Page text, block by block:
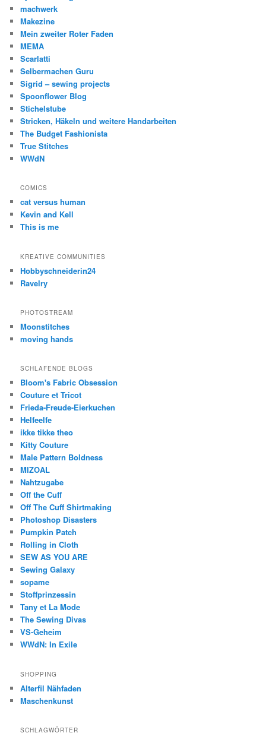
machwerk
Makezine
Mein zweiter Roter Faden
MEMA
Scarlatti
Selbermachen Guru
Sigrid – sewing projects
Spoonflower Blog
Stichelstube
Stricken, Häkeln und weitere Handarbeiten
The Budget Fashionista
True Stitches
WWdN
COMICS
cat versus human
Kevin and Kell
This is me
KREATIVE COMMUNITIES
Hobbyschneiderin24
Ravelry
PHOTOSTREAM
Moonstitches
moving hands
SCHLAFENDE BLOGS
Bloom's Fabric Obsession
Couture et Tricot
Frieda-Freude-Eierkuchen
Helfeelfe
ikke tikke theo
Kitty Couture
Male Pattern Boldness
MIZOAL
Nahtzugabe
Off the Cuff
Off The Cuff Shirtmaking
Photoshop Disasters
Pumpkin Patch
Rolling in Cloth
SEW AS YOU ARE
Sewing Galaxy
sopame
Stoffprinzessin
Tany et La Mode
The Sewing Divas
VS-Geheim
WWdN: In Exile
SHOPPING
Alterfil Nähfaden
Maschenkunst
SCHLAGWÖRTER